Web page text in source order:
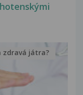
zdravá játra?